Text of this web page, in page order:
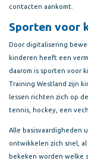
contacten aankomt.
Sporten voor
Door digitalisering
kinderen heeft een
daarom is sporten voor
Training Westland zijn
lessen richten zich op
tennis, hockey, een
Alle basisvaardigheden
ontwikkelen zich snel,
bekeken worden welke